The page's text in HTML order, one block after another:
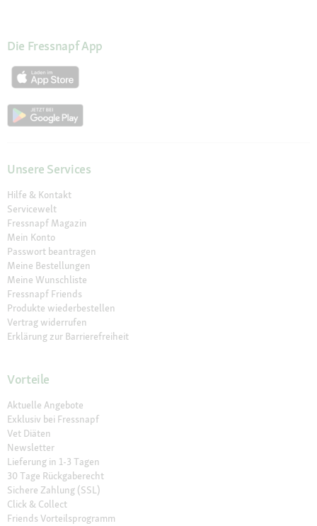
Die Fressnapf App
Unsere Services
Hilfe & Kontakt
Servicewelt
Fressnapf Magazin
Mein Konto
Passwort beantragen
Meine Bestellungen
Meine Wunschliste
Fressnapf Friends
Produkte wiederbestellen
Vertrag widerrufen
Erklärung zur Barrierefreiheit
Vorteile
Aktuelle Angebote
Exklusiv bei Fressnapf
Vet Diäten
Newsletter
Lieferung in 1-3 Tagen
30 Tage Rückgaberecht
Sichere Zahlung (SSL)
Click & Collect
Friends Vorteilsprogramm